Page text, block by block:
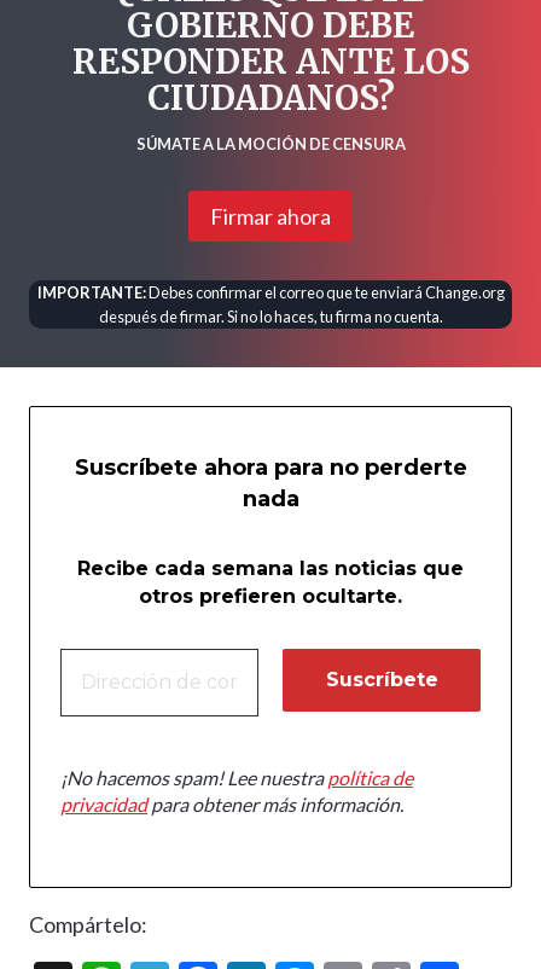
GOBIERNO DEBE
RESPONDER ANTE LOS
CIUDADANOS?
SÚMATE A LA MOCIÓN DE CENSURA
Firmar ahora
IMPORTANTE:Debes confirmar el correo que te enviará Change.org
después de firmar. Si no lo haces, tu firma no cuenta.
Suscríbete ahora para no perderte
nada
Recibe cada semana las noticias que
otros prefieren ocultarte.
¡No hacemos spam! Lee nuestrapolítica de
privacidadpara obtener más información.
Compártelo: